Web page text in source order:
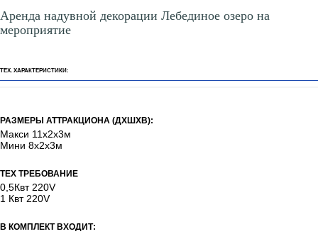
Аренда надувной декорации Лебединое озеро на
мероприятие
ТЕХ. ХАРАКТЕРИСТИКИ:
РАЗМЕРЫ АТТРАКЦИОНА (ДХШХВ):
Макси 11х2х3м
Мини 8х2х3м
ТЕХ ТРЕБОВАНИЕ
0,5Квт 220V
1 Квт 220V
В КОМПЛЕКТ ВХОДИТ: